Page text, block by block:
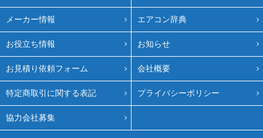
メーカー情報 エアコン辞典
お役立ち情報 お知らせ
お見積り依頼フォーム 会社概要
特定商取引に関する表記 プライバシーポリシー
協力会社募集